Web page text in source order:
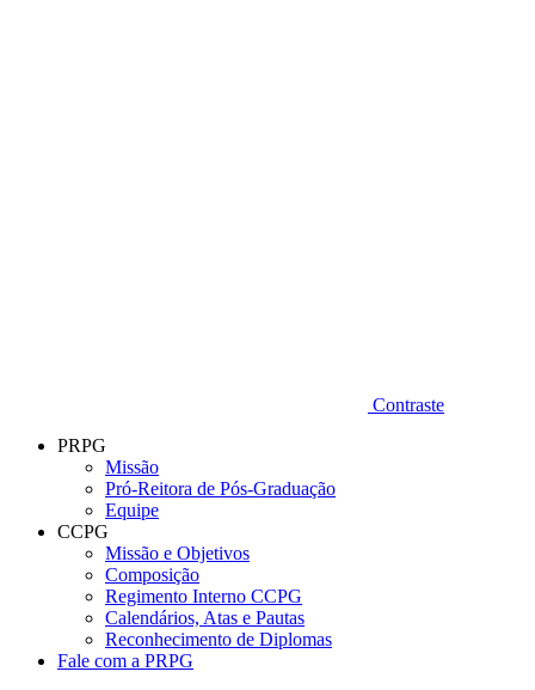
Contraste
PRPG
Missão
Pró-Reitora de Pós-Graduação
Equipe
CCPG
Missão e Objetivos
Composição
Regimento Interno CCPG
Calendários, Atas e Pautas
Reconhecimento de Diplomas
Fale com a PRPG